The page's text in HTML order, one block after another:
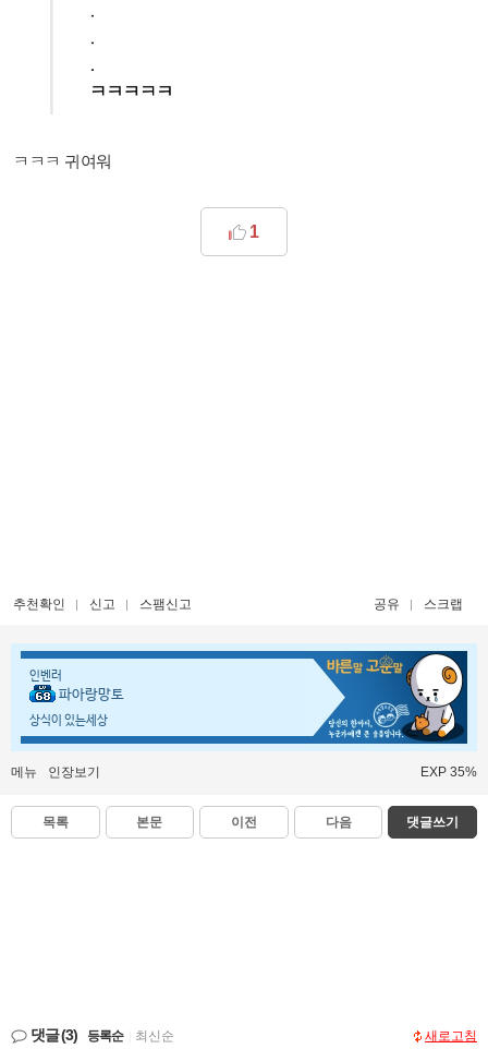
ㅋㅋㅋ 귀여워
1
추천확인 신고 스팸신고 공유 스크랩
인벤러
파아랑망토
상식이 있는세상
메뉴 인장보기 EXP 35%
목록 본문 이전 다음 댓글쓰기
댓글(3) 등록순 최신순 새로고침